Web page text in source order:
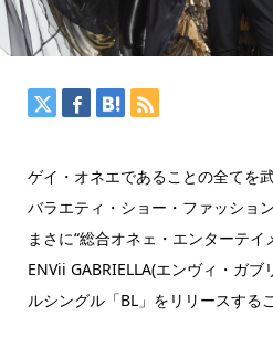
ゲイ・オネエであることの全てを
バラエティ・ショー・ファッショ
まさに“総合オネェ・エンターテイ
ENVii GABRIELLA(エンヴィ・ガ
ルシングル「BL」をリリースする